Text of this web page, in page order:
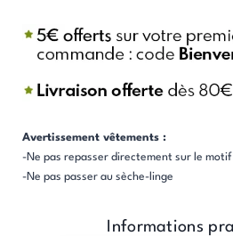
Avertissement vêtements :
-Ne pas repasser directement sur le motif
-Ne pas passer au sèche-linge
Informations